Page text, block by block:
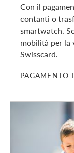
Con il
contanti o
smartwatch.
mobilità per la
Swisscard.
PAGAMENTO